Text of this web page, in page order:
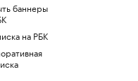
баннеры
на РБК